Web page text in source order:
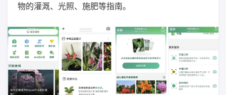
物的灌溉、光照、施肥等指南。